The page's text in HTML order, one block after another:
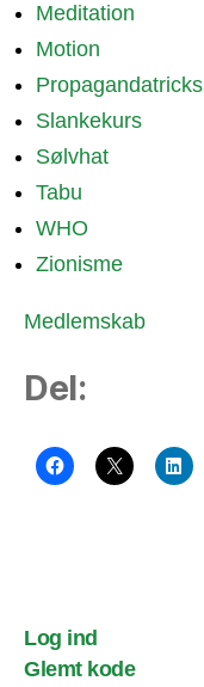
Meditation
Motion
Propagandatricks
Slankekurs
Sølvhat
Tabu
WHO
Zionisme
Medlemskab
Del:
Log ind
Glemt kode